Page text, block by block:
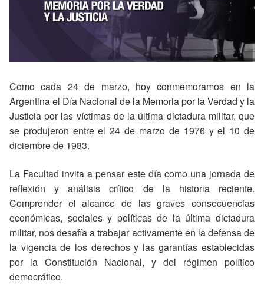
Como cada 24 de marzo, hoy conmemoramos en la
Argentina el Día Nacional de la Memoria por la Verdad y la
Justicia por las víctimas de la última dictadura militar, que
se produjeron entre el 24 de marzo de 1976 y el 10 de
diciembre de 1983.
La Facultad invita a pensar este día como una jornada de
reflexión y análisis crítico de la historia reciente.
Comprender el alcance de las graves consecuencias
económicas, sociales y políticas de la última dictadura
militar, nos desafía a trabajar activamente en la defensa de
la vigencia de los derechos y las garantías establecidas
por la Constitución Nacional, y del régimen político
democrático.